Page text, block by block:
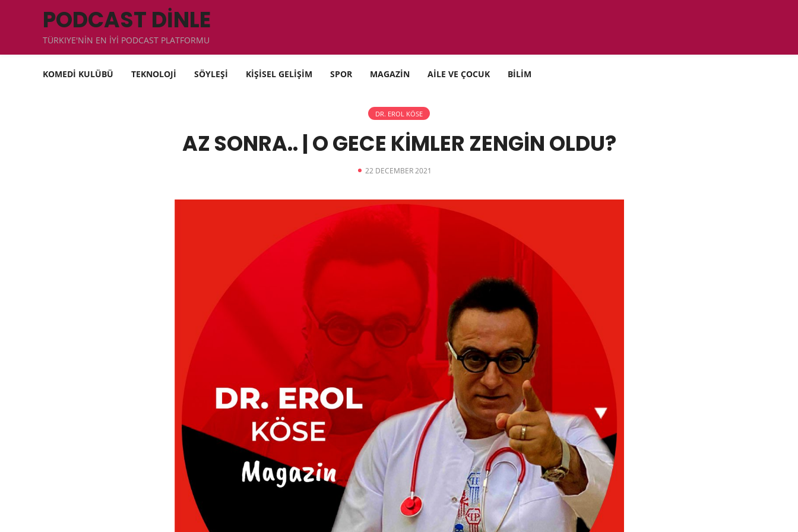
PODCAST DİNLE
TÜRKIYE'NİN EN İYİ PODCAST PLATFORMU
KOMEDİ KULÜBÜ TEKNOLOJİ SÖYLEŞİ KİŞİSEL GELİŞİM SPOR MAGAZİN AİLE VE ÇOCUK BİLİM
DR. EROL KÖSE
AZ SONRA.. | O GECE KİMLER ZENGİN OLDU?
22 DECEMBER 2021